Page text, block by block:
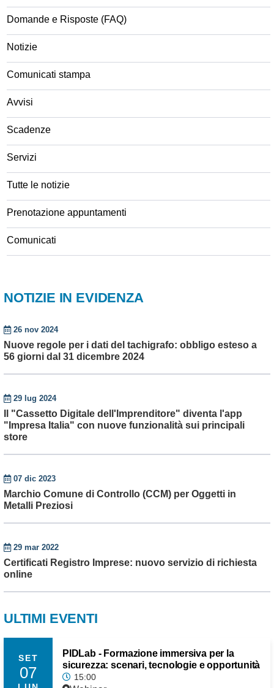
Domande e Risposte (FAQ)
Notizie
Comunicati stampa
Avvisi
Scadenze
Servizi
Tutte le notizie
Prenotazione appuntamenti
Comunicati
NOTIZIE IN EVIDENZA
26 nov 2024
Nuove regole per i dati del tachigrafo: obbligo esteso a
56 giorni dal 31 dicembre 2024
29 lug 2024
Il "Cassetto Digitale dell'Imprenditore" diventa l'app
"Impresa Italia" con nuove funzionalità sui principali
store
07 dic 2023
Marchio Comune di Controllo (CCM) per Oggetti in
Metalli Preziosi
29 mar 2022
Certificati Registro Imprese: nuovo servizio di richiesta
online
ULTIMI EVENTI
SET
07
PIDLab - Formazione immersiva per la
sicurezza: scenari, tecnologie e opportunità
15:00